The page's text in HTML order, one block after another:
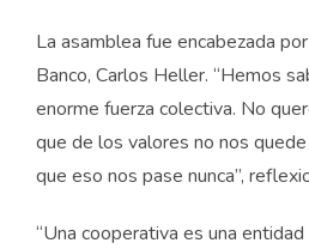
La asamblea fue encabezada
Banco, Carlos Heller. “Hemos
enorme fuerza colectiva. No
que de los valores no nos
que eso nos pase nunca”,
“Una cooperativa es una